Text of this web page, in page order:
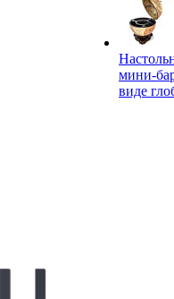
мини-
виде